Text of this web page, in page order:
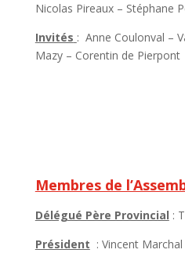
Nicolas Pireaux – Stéphane
Invités : Anne Coulonval –
Mazy – Corentin de Pierpont
Membres de
Délégué Père Provincial :
Président : Vincent Marchal